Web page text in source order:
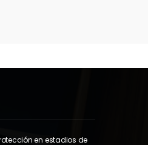
en estadios de